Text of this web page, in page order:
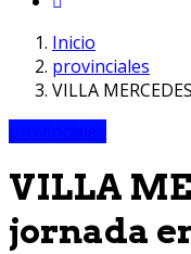
Inicio
provinciales
VILLA
VILLA
jornada